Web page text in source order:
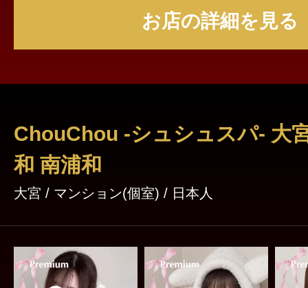
お店の詳細を見る
ChouChou -シュシュスパ- 大
和 南浦和
大宮 / マンション(個室) / 日本人